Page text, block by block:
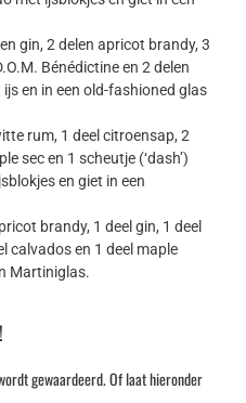
gin, 2 delen apricot brandy, 3
Bénédictine en 2 delen
en in een old-fashioned glas
rum, 1 deel citroensap, 2
sec en 1 scheutje (‘dash’)
en giet in een
brandy, 1 deel gin, 1 deel
calvados en 1 deel maple
Martiniglas.
gewaardeerd. Of laat hieronder